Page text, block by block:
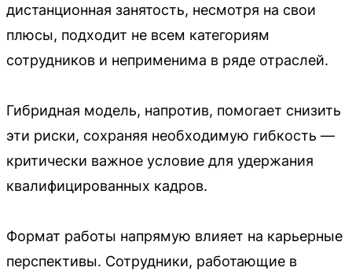
дистанционная занятость, несмотря на свои
плюсы, подходит не всем категориям
сотрудников и неприменима в ряде отраслей.
Гибридная модель, напротив, помогает снизить
эти риски, сохраняя необходимую гибкость —
критически важное условие для удержания
квалифицированных кадров.
Формат работы напрямую влияет на карьерные
перспективы. Сотрудники, работающие в